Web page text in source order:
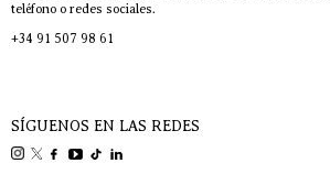
teléfono o redes sociales.
+34 91 507 98 61
SÍGUENOS EN LAS REDES